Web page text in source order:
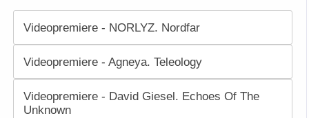
Videopremiere - NORLYZ. Nordfar
Videopremiere - Agneya. Teleology
Videopremiere - David Giesel. Echoes Of The
Unknown